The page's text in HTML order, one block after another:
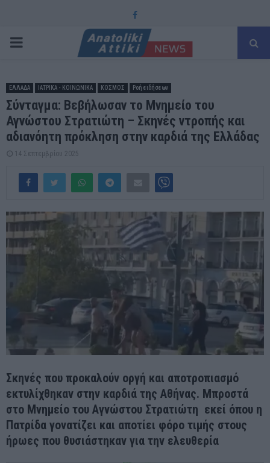
Facebook
PRIMARY
ΕΛΛΑΔΑ ΙΑΤΡΙΚΑ - ΚΟΙΝΩΝΙΚΑ ΚΟΣΜΟΣ Ροή ειδήσεων
Σύνταγμα: Βεβήλωσαν το Μνημείο του
Αγνώστου Στρατιώτη – Σκηνές ντροπής και
αδιανόητη πρόκληση στην καρδιά της Ελλάδας
14 Σεπτεμβρίου 2025
Σκηνές που προκαλούν οργή και αποτροπιασμό
εκτυλίχθηκαν στην καρδιά της Αθήνας. Μπροστά
στο Μνημείο του Αγνώστου Στρατιώτη εκεί όπου η
Πατρίδα γονατίζει και αποτίει φόρο τιμής στους
ήρωες που θυσιάστηκαν για την ελευθερία